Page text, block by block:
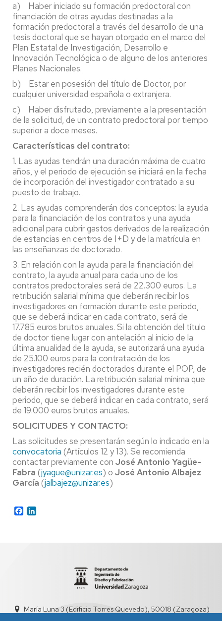
a) Haber iniciado su formación predoctoral con
financiación de otras ayudas destinadas a la
formación predoctoral a través del desarrollo de una
tesis doctoral que se hayan otorgado en el marco del
Plan Estatal de Investigación, Desarrollo e
Innovación Tecnológica o de alguno de los anteriores
Planes Nacionales.
b) Estar en posesión del título de Doctor, por
cualquier universidad española o extranjera.
c) Haber disfrutado, previamente a la presentación
de la solicitud, de un contrato predoctoral por tiempo
superior a doce meses.
Características del contrato:
1. Las ayudas tendrán una duración máxima de cuatro
años, y el periodo de ejecución se iniciará en la fecha
de incorporación del investigador contratado a su
puesto de trabajo.
2. Las ayudas comprenderán dos conceptos: la ayuda
para la financiación de los contratos y una ayuda
adicional para cubrir gastos derivados de la realización
de estancias en centros de I+D y de la matrícula en
las enseñanzas de doctorado.
3. En relación con la ayuda para la financiación del
contrato, la ayuda anual para cada uno de los
contratos predoctorales será de 22.300 euros. La
retribución salarial mínima que deberán recibir los
investigadores en formación durante este periodo,
que se deberá indicar en cada contrato, será de
17.785 euros brutos anuales. Si la obtención del título
de doctor tiene lugar con antelación al inicio de la
última anualidad de la ayuda, se autorizará una ayuda
de 25.100 euros para la contratación de los
investigadores recién doctorados durante el POP, de
un año de duración. La retribución salarial mínima que
deberán recibir los investigadores durante este
periodo, que se deberá indicar en cada contrato, será
de 19.000 euros brutos anuales.
SOLICITUDES Y CONTACTO:
Las solicitudes se presentarán según lo indicado en la
convocatoria (Artículos 12 y 13). Se recomienda
contactar previamente con José Antonio Yagüe-
Fabra (jyague@unizar.es) o José Antonio Albajez
García (jalbajez@unizar.es)
Facebook
María Luna 3 (Edificio Torres Quevedo), 50018 (Zaragoza)